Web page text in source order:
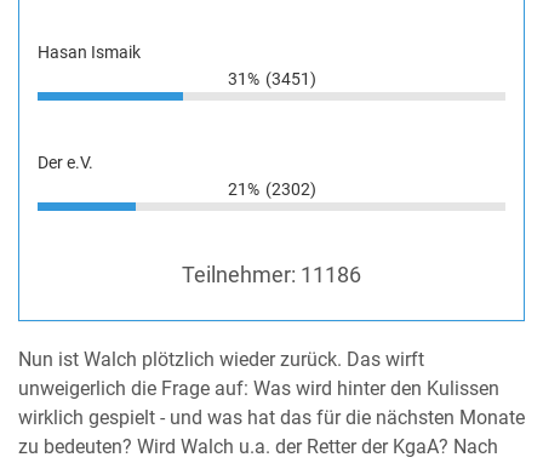
Hasan Ismaik
31% (3451)
Der e.V.
21% (2302)
Teilnehmer: 11186
Nun ist Walch plötzlich wieder zurück. Das wirft
unweigerlich die Frage auf: Was wird hinter den Kulissen
wirklich gespielt - und was hat das für die nächsten Monate
zu bedeuten? Wird Walch u.a. der Retter der KgaA? Nach